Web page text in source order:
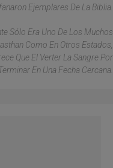
Ejemplares De La Biblia.
Sólo Era Uno De Los Muchos
Como En Otros Estados,
Que El Verter La Sangre Por
En Una Fecha Cercana.